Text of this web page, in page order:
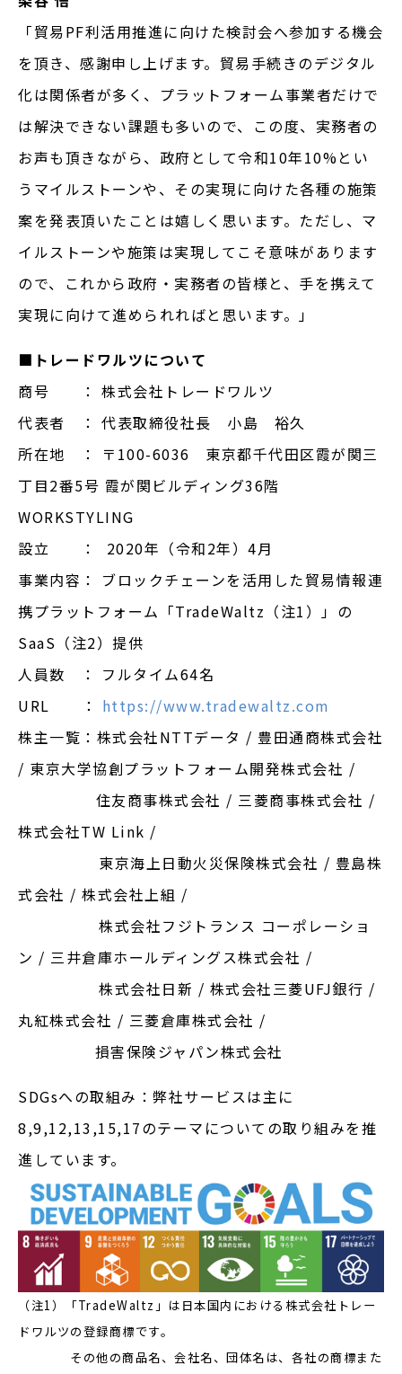
「貿易PF利活用推進に向けた検討会へ参加する機会
を頂き、感謝申し上げます。貿易手続きのデジタル
化は関係者が多く、プラットフォーム事業者だけで
は解決できない課題も多いので、この度、実務者の
お声も頂きながら、政府として令和10年10%とい
うマイルストーンや、その実現に向けた各種の施策
案を発表頂いたことは嬉しく思います。ただし、マ
イルストーンや施策は実現してこそ意味があります
ので、これから政府・実務者の皆様と、手を携えて
実現に向けて進められればと思います。」
■トレードワルツについて
商号 ： 株式会社トレードワルツ
代表者 ： 代表取締役社長 小島 裕久
所在地 ： 〒100-6036 東京都千代田区霞が関三
丁目2番5号 霞が関ビルディング36階
WORKSTYLING
設立 ： 2020年（令和2年）4月
事業内容： ブロックチェーンを活用した貿易情報連
携プラットフォーム「TradeWaltz （注1）
」の
SaaS （注2） 提供
人員数 ： フルタイム64名
URL ： https://www.tradewaltz.com
株主一覧：株式会社NTTデータ / 豊田通商株式会社
/ 東京大学協創プラットフォーム開発株式会社 /
住友商事株式会社 / 三菱商事株式会社 /
株式会社TW Link /
東京海上日動火災保険株式会社 / 豊島株
式会社 / 株式会社上組 /
株式会社フジトランス コーポレーショ
ン / 三井倉庫ホールディングス株式会社 /
株式会社日新 / 株式会社三菱UFJ銀行 /
丸紅株式会社 / 三菱倉庫株式会社 /
損害保険ジャパン株式会社
SDGsへの取組み：弊社サービスは主に
8,9,12,13,15,17のテーマについての取り組みを推
進しています。
（注1）「TradeWaltz」は日本国内における株式会社トレー
ドワルツの登録商標です。
その他の商品名、会社名、団体名は、各社の商標また